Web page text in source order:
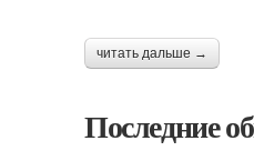
читать дальше →
Последние